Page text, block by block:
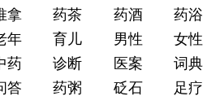
拿 药茶 药酒
药浴
年 育儿 男性
女性
药 诊断 医案
词典
答 药粥 砭石 足疗